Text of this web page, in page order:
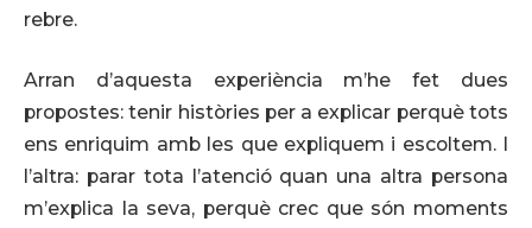
rebre.
Arran d’aquesta experiència m’he fet dues
propostes: tenir històries per a explicar perquè tots
ens enriquim amb les que expliquem i escoltem. I
l’altra: parar tota l’atenció quan una altra persona
m’explica la seva, perquè crec que són moments